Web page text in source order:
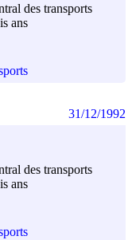
des transports
ans
des transports
ans
31/12/1992